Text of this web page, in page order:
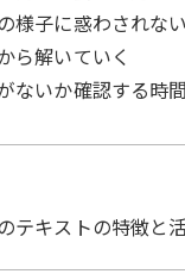
様子に惑わされない
ら解いていく
ないか確認する時
テキストの特徴と